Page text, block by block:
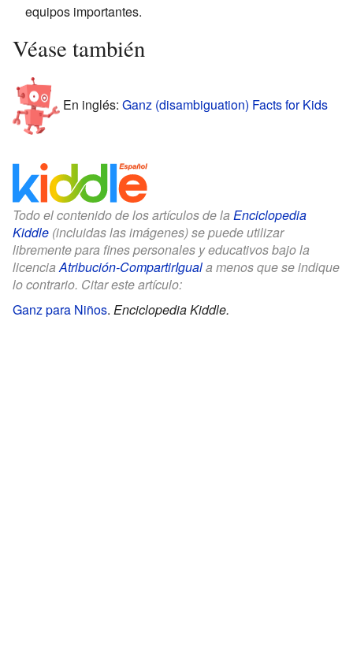
equipos importantes.
Véase también
En inglés: Ganz (disambiguation) Facts for Kids
Todo el contenido de los artículos de la Enciclopedia
Kiddle (incluidas las imágenes) se puede utilizar
libremente para fines personales y educativos bajo la
licenciaAtribución-CompartirIguala menos que se indique
lo contrario. Citar este artículo:
Ganz para Niños. Enciclopedia Kiddle.